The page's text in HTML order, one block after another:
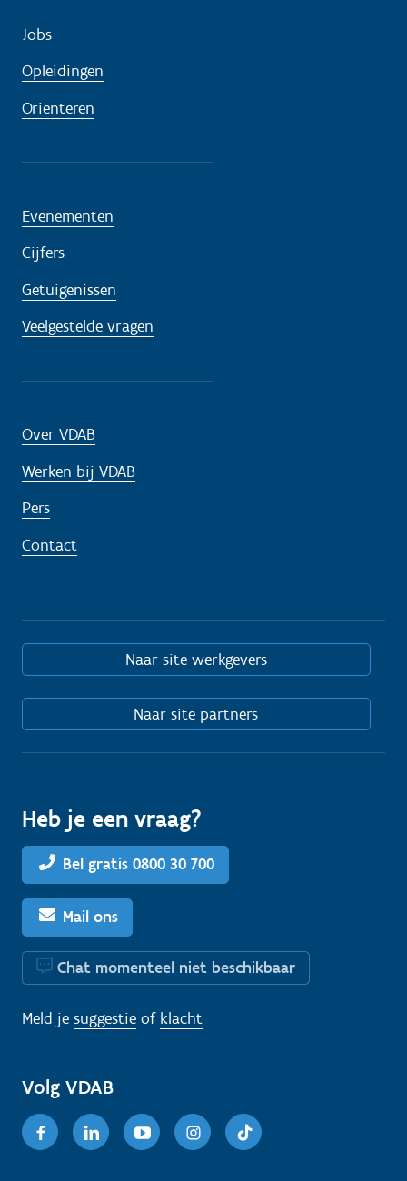
Jobs
Opleidingen
Oriënteren
Evenementen
Cijfers
Getuigenissen
Veelgestelde vragen
Over VDAB
Werken bij VDAB
Pers
Contact
Naar site werkgevers
Naar site partners
Heb je een vraag?
Bel gratis 0800 30 700
Mail ons
Chat momenteel niet beschikbaar
Meld je suggestie of klacht
Volg VDAB
FacebookLinkedinYoutubeInstagram